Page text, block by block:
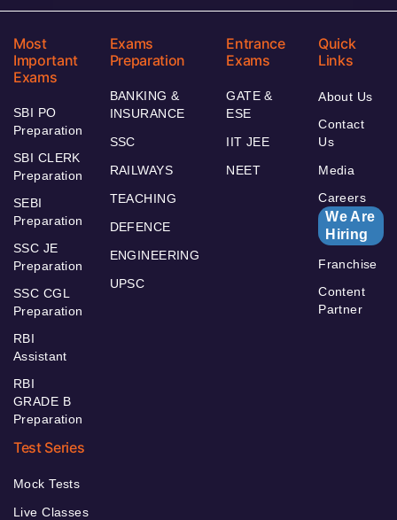
Most
Important
Exams
SBI PO
Preparation
SBI CLERK
Preparation
SEBI
Preparation
SSC JE
Preparation
SSC CGL
Preparation
RBI
Assistant
RBI
GRADE B
Preparation
Exams
Preparation
BANKING &
INSURANCE
SSC
RAILWAYS
TEACHING
DEFENCE
ENGINEERING
UPSC
Entrance
Exams
GATE &
ESE
IIT JEE
NEET
Quick
Links
About Us
Contact
Us
Media
Careers
We Are
Hiring
Franchise
Content
Partner
Test Series
Mock Tests
Live Classes